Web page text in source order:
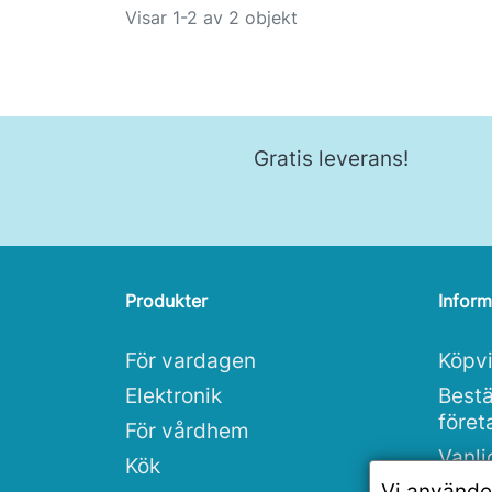
Visar 1-2 av 2 objekt
Gratis leverans!
Produkter
För vardagen
Elektronik
För vårdhem
Kök